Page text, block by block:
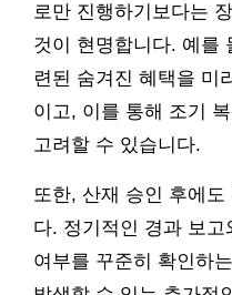
로만 진행하기보다는
것이 현명합니다. 예를
련된 숨겨진 혜택을 미
이고, 이를 통해 조기
고려할 수 있습니다.
또한, 산재 승인 후에
다. 정기적인 경과 보
여부를 꾸준히 확인하